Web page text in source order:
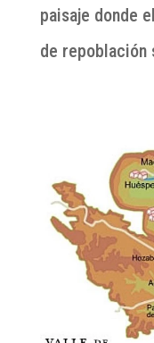
paisaje donde
de repoblación